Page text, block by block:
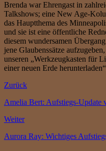
Brenda war Ehrengast in
Talkshows; eine New Age-
das Hauptthema des
und sie ist eine öffentliche
diesem wundersamen
jene Glaubenssätze
unseren „Werkzeugkasten für
einer neuen Erde
Zurück
Amelia Bert: Aufstiegs-Update
Weiter
Aurora Ray: Wichtiges